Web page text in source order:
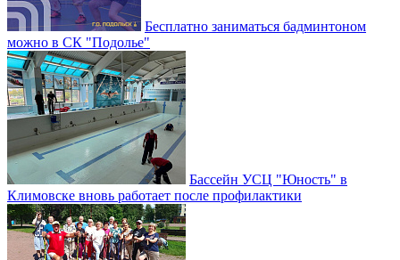
Бесплатно заниматься бадминтоном
можно в СК "Подолье"
Бассейн УСЦ "Юность" в
Климовске вновь работает после профилактики